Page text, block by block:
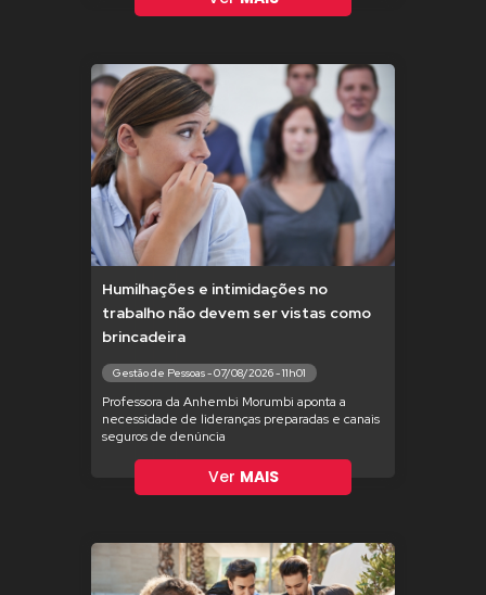
Humilhações e intimidações no
trabalho não devem ser vistas como
brincadeira
Gestão de Pessoas - 07/08/2026 - 11h01
Professora da Anhembi Morumbi aponta a
necessidade de lideranças preparadas e canais
seguros de denúncia
Ver MAIS